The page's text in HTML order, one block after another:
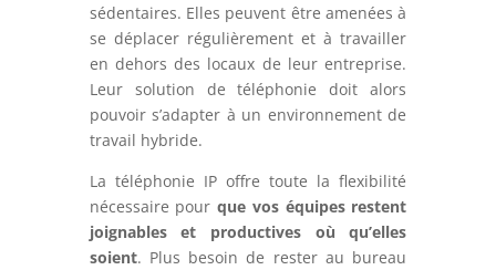
sédentaires. Elles peuvent être amenées à
se déplacer régulièrement et à travailler
en dehors des locaux de leur entreprise.
Leur solution de téléphonie doit alors
pouvoir s’adapter à un environnement de
travail hybride.
La téléphonie IP offre toute la flexibilité
nécessaire pourque vos équipes restent
joignables et productives où qu’elles
soient. Plus besoin de rester au bureau